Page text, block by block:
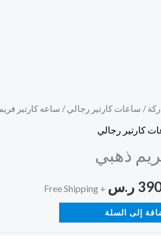
/ ساعات كارتير رجالي/ ساعه كارتير
كارتير رجالي
ذهبي
ر.س. ر.س
السعر
الحالي
هو:
390,00 ر.س.
+ Free Shipping
إلى السلة